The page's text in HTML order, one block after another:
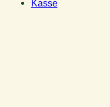
Kasse